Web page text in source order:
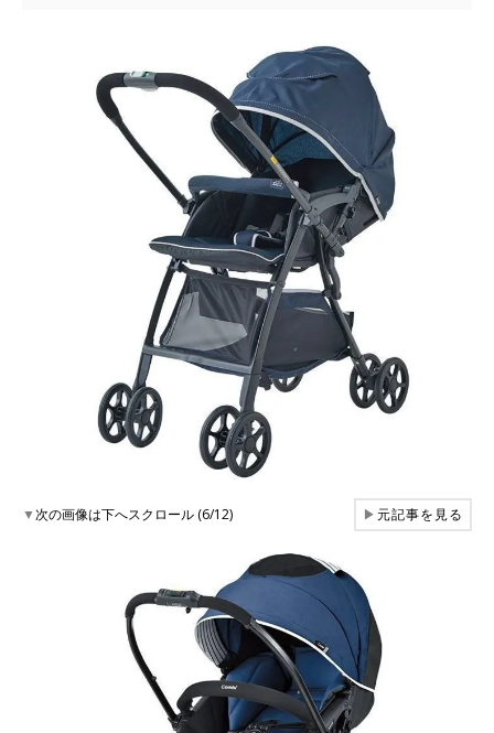
▼次の画像は下へスクロール (6/12) ▶元記事を見る